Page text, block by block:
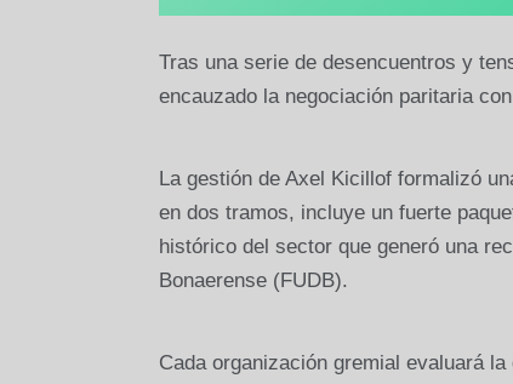
Tras una serie de desencuentros y
encauzado la negociación paritaria
La gestión de Axel Kicillof formalizó
en dos tramos, incluye un fuerte
histórico del sector que generó una
Bonaerense (FUDB).
Cada organización gremial evaluará